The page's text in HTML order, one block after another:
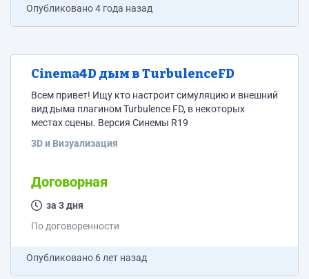
Опубликовано4 года назад
Cinema4D дым в TurbulenceFD
Всем привет! Ищу кто настроит симуляцию и внешний
вид дыма плагином Turbulence FD, в некоторых
местах сцены. Версия Синемы R19
3D и Визуализация
Договорная
за 3 дня
По договоренности
Опубликовано 6 лет назад